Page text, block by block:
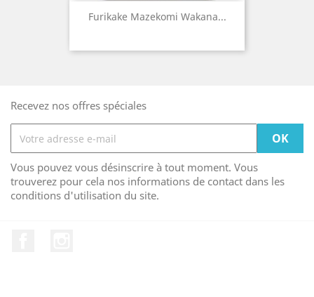
Furikake Mazekomi Wakana...
Recevez nos offres spéciales
Vous pouvez vous désinscrire à tout moment. Vous
trouverez pour cela nos informations de contact dans les
conditions d'utilisation du site.